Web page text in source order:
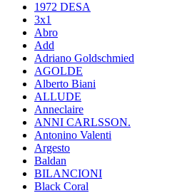
1972 DESA
3x1
Abro
Add
Adriano Goldschmied
AGOLDE
Alberto Biani
ALLUDE
Anneclaire
ANNI CARLSSON.
Antonino Valenti
Argesto
Baldan
BILANCIONI
Black Coral